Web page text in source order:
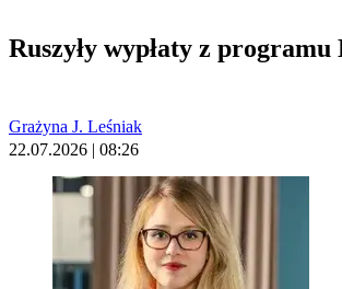
Ruszyły wypłaty z
Grażyna J. Leśniak
22.07.2026 | 08:26